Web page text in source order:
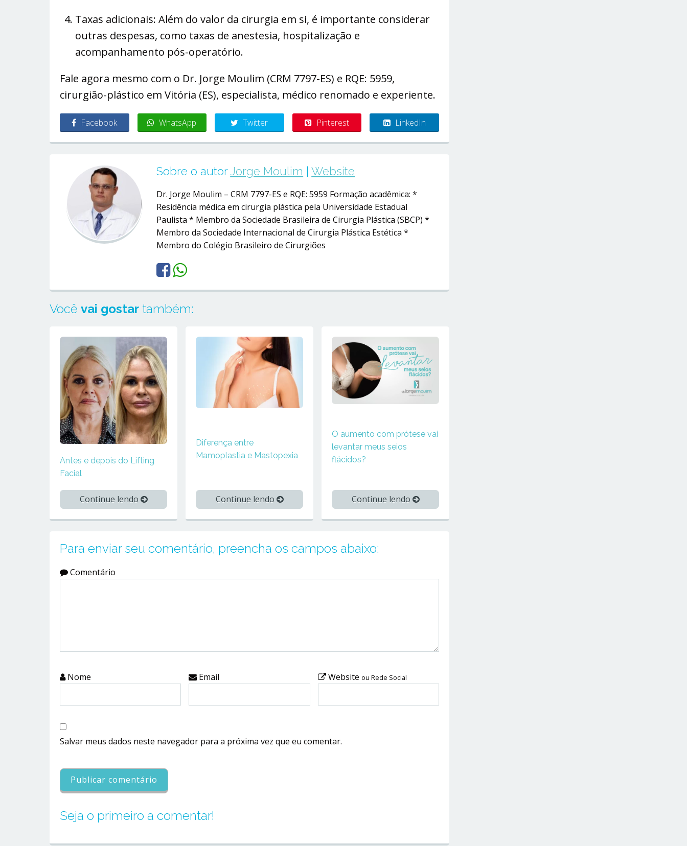
Taxas adicionais: Além do valor da cirurgia em si, é importante considerar
outras despesas, como taxas de anestesia, hospitalização e
acompanhamento pós-operatório.
Fale agora mesmo com o Dr. Jorge Moulim (CRM 7797-ES) e RQE: 5959,
cirurgião-plástico em Vitória (ES), especialista, médico renomado e experiente.
Facebook WhatsApp Twitter Pinterest LinkedIn
Sobre o autorJorge Moulim |Website
Dr. Jorge Moulim – CRM 7797-ES e RQE: 5959 Formação acadêmica: *
Residência médica em cirurgia plástica pela Universidade Estadual
Paulista * Membro da Sociedade Brasileira de Cirurgia Plástica (SBCP) *
Membro da Sociedade Internacional de Cirurgia Plástica Estética *
Membro do Colégio Brasileiro de Cirurgiões
Você vai gostar também:
Antes e depois do Lifting
Facial
Continue lendo
Diferença entre
Mamoplastia e Mastopexia
Continue lendo
O aumento com prótese vai
levantar meus seios
flácidos?
Continue lendo
Para enviar seu comentário, preencha os campos abaixo:
Comentário
Nome Email Website ou Rede Social
Salvar meus dados neste navegador para a próxima vez que eu comentar.
Seja o primeiro a comentar!